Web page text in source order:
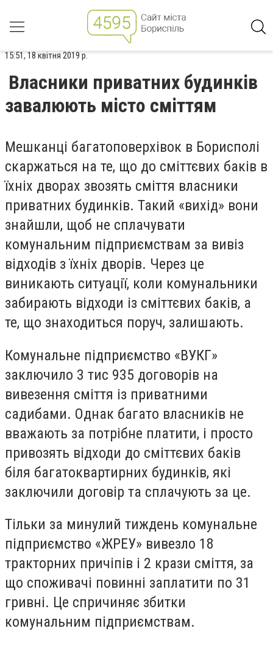
15:51, 18 квітня 2019 р.
Власники приватних будинків
завалюють місто сміттям
Мешканці багатоповерхівок в Борисполі
скаржаться на те, що до сміттєвих баків в
їхніх дворах звозять сміття власники
приватних будинків. Такий «вихід» вони
знайшли, щоб не сплачувати
комунальним підприємствам за вивіз
відходів з їхніх дворів. Через це
виникають ситуації, коли комунальники
забирають відходи із сміттєвих баків, а
те, що знаходиться поруч, залишають.
Комунальне підприємство «ВУКГ»
заключило 3 тис 935 договорів на
вивезення сміття із приватними
садибами. Однак багато власників не
вважають за потрібне платити, і просто
привозять відходи до сміттєвих баків
біля багатоквартирних будинків, які
заключили договір та сплачують за це.
Тільки за минулий тиждень комунальне
підприємство «ЖРЕУ» вивезло 18
тракторних причіпів і 2 крази сміття, за
що споживачі повинні заплатити по 31
гривні. Це спричиняє збитки
комунальним підприємствам.